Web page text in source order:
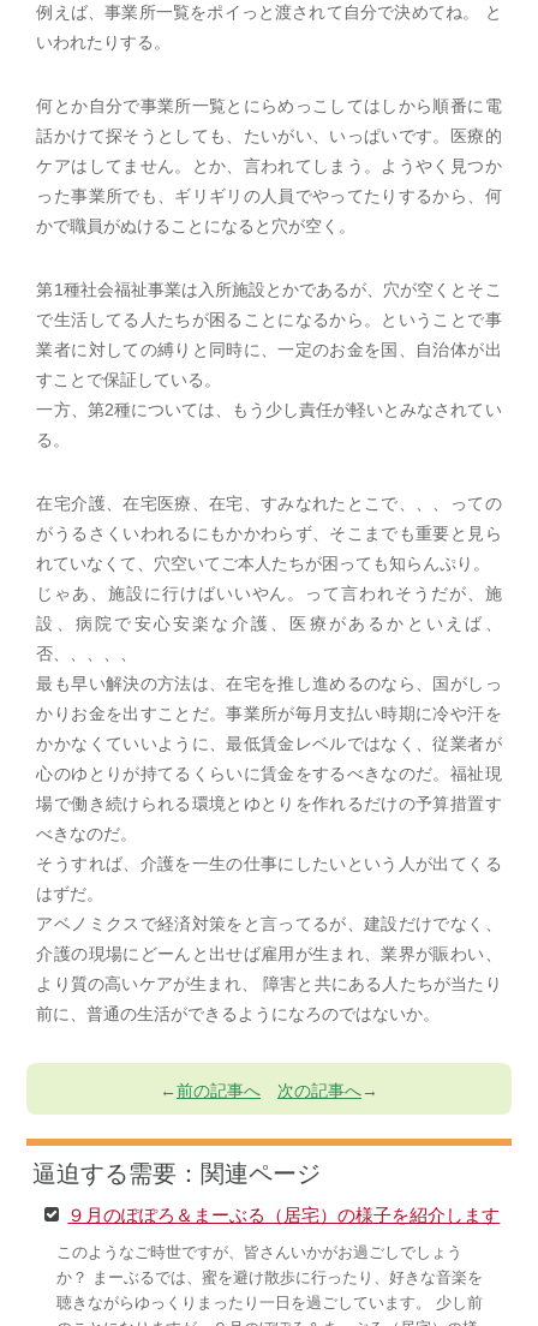
例えば、事業所一覧をポイっと渡されて自分で決めてね。 と
いわれたりする。
何とか自分で事業所一覧とにらめっこしてはしから順番に電
話かけて探そうとしても、たいがい、いっぱいです。医療的
ケアはしてません。とか、言われてしまう。ようやく見つか
った事業所でも、ギリギリの人員でやってたりするから、何
かで職員がぬけることになると穴が空く。
第1種社会福祉事業は入所施設とかであるが、穴が空くとそこ
で生活してる人たちが困ることになるから。ということで事
業者に対しての縛りと同時に、一定のお金を国、自治体が出
すことで保証している。
一方、第2種については、もう少し責任が軽いとみなされてい
る。
在宅介護、在宅医療、在宅、すみなれたとこで、、、っての
がうるさくいわれるにもかかわらず、そこまでも重要と見ら
れていなくて、穴空いてご本人たちが困っても知らんぷり。
じゃあ、施設に行けばいいやん。って言われそうだが、施
設、病院で安心安楽な介護、医療があるかといえば、
否、、、、、
最も早い解決の方法は、在宅を推し進めるのなら、国がしっ
かりお金を出すことだ。事業所が毎月支払い時期に冷や汗を
かかなくていいように、最低賃金レベルではなく、従業者が
心のゆとりが持てるくらいに賃金をするべきなのだ。福祉現
場で働き続けられる環境とゆとりを作れるだけの予算措置す
べきなのだ。
そうすれば、介護を一生の仕事にしたいという人が出てくる
はずだ。
アベノミクスで経済対策をと言ってるが、建設だけでなく、
介護の現場にどーんと出せば雇用が生まれ、業界が賑わい、
より質の高いケアが生まれ、 障害と共にある人たちが当たり
前に、普通の生活ができるようになろのではないか。
←前の記事へ 次の記事へ→
逼迫する需要：関連ページ
９月のぽぽろ＆まーぶる（居宅）の様子を紹介します
このようなご時世ですが、皆さんいかがお過ごしでしょう
か？ まーぶるでは、蜜を避け散歩に行ったり、好きな音楽を
聴きながらゆっくりまったり一日を過ごしています。 少し前